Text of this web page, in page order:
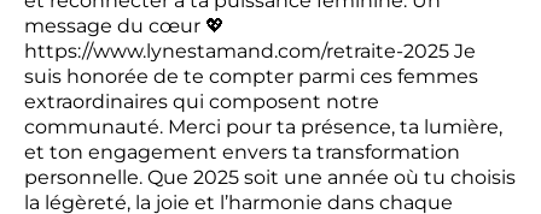
message du cœur 💖
https://www.lynestamand.com/retraite-2025 Je
suis honorée de te compter parmi ces femmes
extraordinaires qui composent notre
communauté. Merci pour ta présence, ta lumière,
et ton engagement envers ta transformation
personnelle. Que 2025 soit une année où tu choisis
la légèreté, la joie et l’harmonie dans chaque